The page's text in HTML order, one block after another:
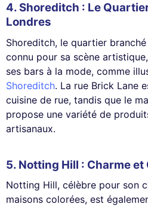
4. Shoreditch : Le
Londres
Shoreditch, le quartier
connu pour sa scène
ses bars à la mode, comme
Shoreditch. La rue Brick Lane
cuisine de rue, tandis que le
propose une variété de
artisanaux.
5. Notting Hill : Charme et
Notting Hill, célèbre pour son
maisons colorées, est